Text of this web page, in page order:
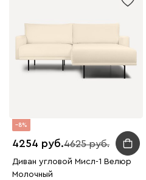
8
4254 4625
Диван угловой Мисл-1 Велюр
Молочный